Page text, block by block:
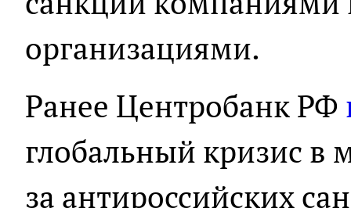
организациями.
Ранее Центробанк РФ
глобальный кризис в
за антироссийских